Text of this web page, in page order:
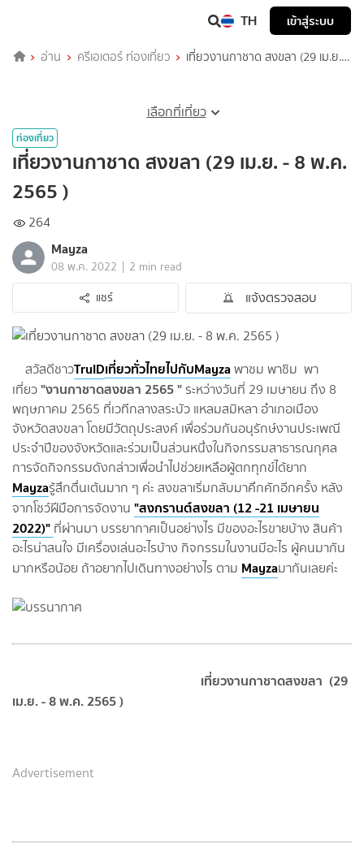
TH เข้าสู่ระบบ
อ่าน ครีเอเตอร์ ท่องเที่ยว
เที่ยวงานกาชาด สงขลา (29 เม.ย. -
เลือกที่เที่ยว
ท่องเที่ยว
เที่ยวงานกาชาด สงขลา (29 เม.ย. - 8 พ.ค.
2565 )
264
Mayza
08 พ.ค. 2022 | 2 min read
แชร์
แจ้งตรวจสอบ
สวัสดีชาวTruIDเที่ยวทั่วไทยไปกับMayzaพาชม พาชิม พา
เที่ยว"งานกาชาดสงขลา 2565 "ระหว่างวันที่ 29 เมษายน ถึง 8
พฤษภาคม 2565 ที่เวทีกลางสระบัว แหลมสมิหลา อำเภอเมือง
จังหวัดสงขลา โดยมีวัตถุประสงค์ เพื่อร่วมกันอนุรักษ์งานประเพณี
ประจำปีของจังหวัดและร่วมเป็นส่วนหนึ่งในกิจกรรมสาธารณกุศล
การจัดกิจกรรมดังกล่าวเพื่อนำไปช่วยเหลือผู้ตกทุกข์ได้ยาก
Mayzaรู้สึกตื่นเต้นมาก ๆ ค่ะ สงขลาเริ่มกลับมาคึกคักอีกครั้ง หลัง
จากโชว์ฝีมือการจัดงาน "สงกรานต์สงขลา (12 -21 เมษายน
2022)" ที่ผ่านมา บรรยากาศเป็นอย่างไร มีของอะไรขายบ้าง สินค้า
อะไรน่าสนใจ มีเครื่องเล่นอะไรบ้าง กิจกรรมในงานมีอะไร ผู้คนมากัน
มากหรือน้อย ถ้าอยากไปเดินทางอย่างไร ตาม Mayzaมากันเลยค่ะ
เที่ยวงานกาชาดสงขลา (29
เม.ย. - 8 พ.ค. 2565 )
Advertisement